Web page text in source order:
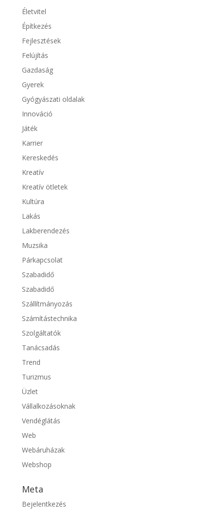
Életvitel
Építkezés
Fejlesztések
Felújítás
Gazdaság
Gyerek
Gyógyászati oldalak
Innováció
Játék
Karrier
Kereskedés
Kreatív
Kreatív ötletek
Kultúra
Lakás
Lakberendezés
Muzsika
Párkapcsolat
Szabadidő
Szabadidő
Szállítmányozás
Számítástechnika
Szolgáltatók
Tanácsadás
Trend
Turizmus
Üzlet
Vállalkozásoknak
Vendéglátás
Web
Webáruházak
Webshop
Meta
Bejelentkezés